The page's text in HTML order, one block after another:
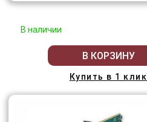
В наличии
В КОРЗИНУ
Купить в 1 клик